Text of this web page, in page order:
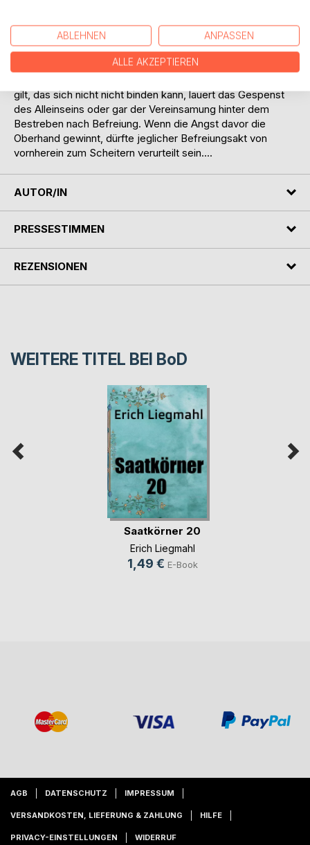
Das Komplizierte an Deiner Befreiung ist ohnehin, dass sie
auch für Dich vordergründig betrachtet Nachteile mit sich
gilt, das sich nicht nicht binden kann, lauert das Gespenst
des Alleinseins oder gar der Vereinsamung hinter dem
Bestreben nach Befreiung. Wenn die Angst davor die
Oberhand gewinnt, dürfte jeglicher Befreiungsakt von
vornherein zum Scheitern verurteilt sein....
AUTOR/IN
PRESSESTIMMEN
REZENSIONEN
WEITERE TITEL BEI BoD
Saatkörner 20
Erich Liegmahl
1,49 € E-Book
AGB DATENSCHUTZ IMPRESSUM
VERSANDKOSTEN, LIEFERUNG & ZAHLUNG HILFE
PRIVACY-EINSTELLUNGEN WIDERRUF
ABLEHNEN ANPASSEN
ALLE AKZEPTIEREN